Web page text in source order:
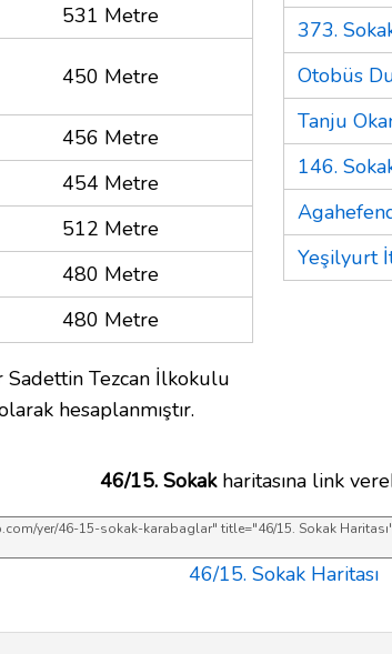
531 Metre
450 Metre
456 Metre
454 Metre
512 Metre
480 Metre
480 Metre
Sadettin Tezcan İlkokulu
hesaplanmıştır.
373.
Otobüs
Tanju
146.
Yeşilyurt
46/15. Sokakharitasına link
46/15. Sokak Haritası